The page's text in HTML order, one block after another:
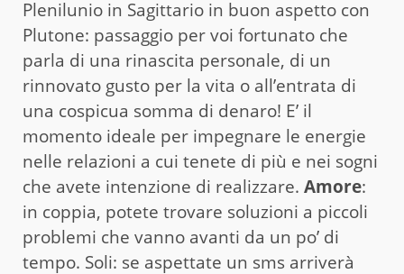
Plenilunio in Sagittario in buon aspetto con
Plutone: passaggio per voi fortunato che
parla di una rinascita personale, di un
rinnovato gusto per la vita o all’entrata di
una cospicua somma di denaro! E’ il
momento ideale per impegnare le energie
nelle relazioni a cui tenete di più e nei sogni
che avete intenzione di realizzare. Amore:
in coppia, potete trovare soluzioni a piccoli
problemi che vanno avanti da un po’ di
tempo. Soli: se aspettate un sms arriverà